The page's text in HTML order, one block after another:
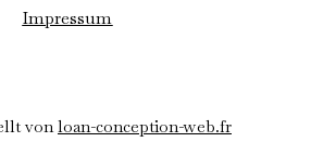
Impressum
vonloan-conception-web.fr